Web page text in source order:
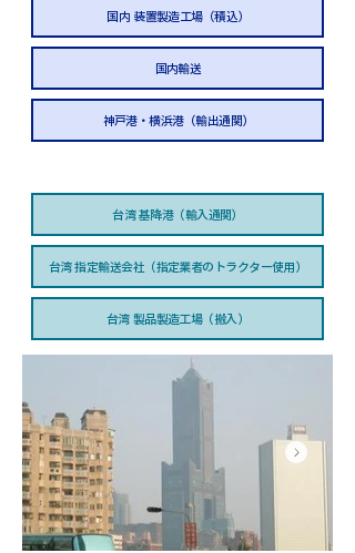
国内 装置製造工場（積込）
国内輸送
神戸港・横浜港（輸出通関）
台湾 基降港（輸入通関）
台湾 指定輸送会社（指定業者のトラクター使用）
台湾 製品製造工場（搬入）